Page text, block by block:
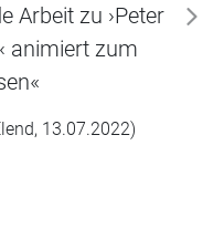
Arbeit zu ›Peter
animiert zum
13.07.2022)